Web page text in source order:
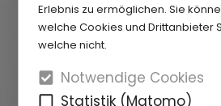
Erlebnis zu ermöglichen. Sie
welche Cookies und Drittanbieter
welche nicht.
Notwendige Cookies
Statistik (Matomo)